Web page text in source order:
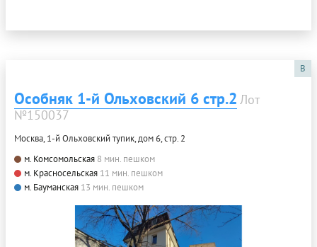
B
Особняк 1-й Ольховский 6 стр.2 Лот
№150037
Москва, 1-й Ольховский тупик, дом 6, стр. 2
м. Комсомольская 8 мин. пешком
м. Красносельская 11 мин. пешком
м. Бауманская 13 мин. пешком